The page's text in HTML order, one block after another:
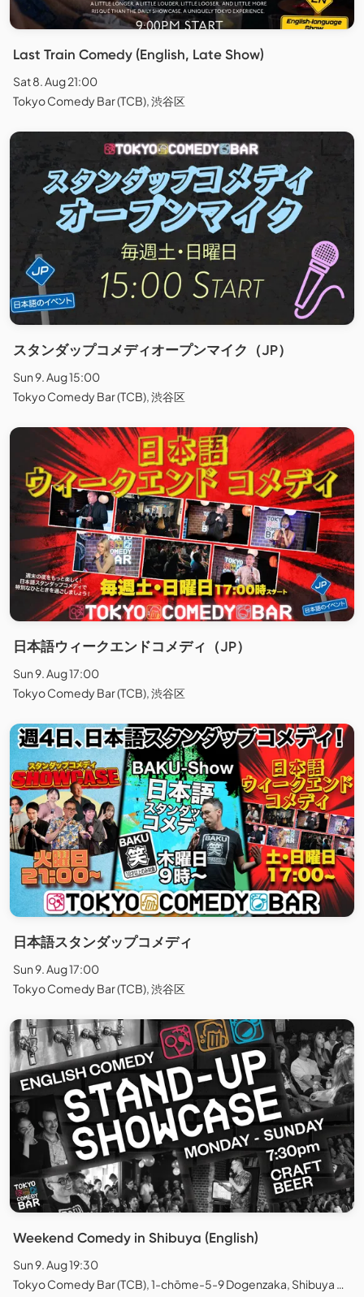
Last Train Comedy (English, Late Show)
Sat 8. Aug 21:00
Tokyo Comedy Bar (TCB), 渋谷区
スタンダップコメディオープンマイク（JP）
Sun 9. Aug 15:00
Tokyo Comedy Bar (TCB), 渋谷区
日本語ウィークエンドコメディ（JP）
Sun 9. Aug 17:00
Tokyo Comedy Bar (TCB), 渋谷区
日本語スタンダップコメディ
Sun 9. Aug 17:00
Tokyo Comedy Bar (TCB), 渋谷区
Weekend Comedy in Shibuya (English)
Sun 9. Aug 19:30
Tokyo Comedy Bar (TCB), 1-chōme-5-9 Dogenzaka, Shibuya City, Tokyo, Japan